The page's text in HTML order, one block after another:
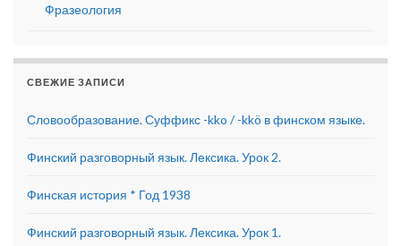
Фразеология
СВЕЖИЕ ЗАПИСИ
Словообразование. Суффикс -kko / -kkö в финском языке.
Финский разговорный язык. Лексика. Урок 2.
Финская история * Год 1938
Финский разговорный язык. Лексика. Урок 1.